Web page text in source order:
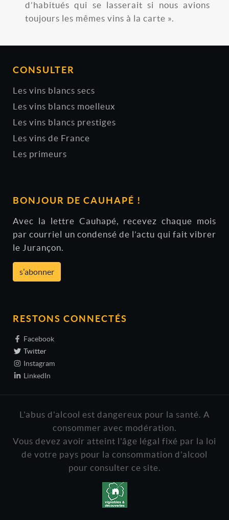
d’habitués qui se lasserait si nous avions
toujours les mêmes vins à la carte ».
CONSULTER
Les vins blancs secs
Les vins blancs moelleux
Les vins blancs prestiges
Les vins de France
Les primeurs
BONJOUR DE CAUHAPÉ !
Avec la lettre Cauhapé, recevez chaque mois
par courriel un condensé de l’actu qui fait vibrer
le Jurançon.
s'abonner
RESTONS CONNECTÉS
Facebook
Twitter
Instagram
LinkedIn
L'abus d'alcool est dangereux pour la santé. A
consommer avec modération.
Vous devez avoir atteint l'âge légal fixé par la loi
de votre pays pour la consommation d'alcool
pour consulter ce site.